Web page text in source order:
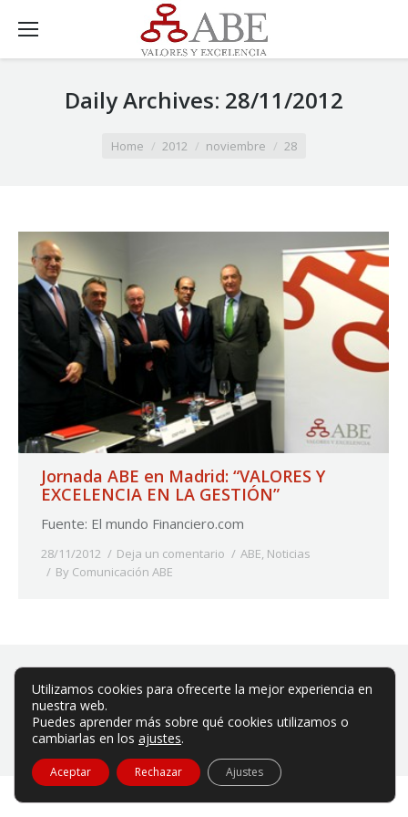
Daily Archives: 28/11/2012
Home 2012 noviembre 28
Jornada ABE en Madrid: “VALORES Y
EXCELENCIA EN LA GESTIÓN”
Fuente: El mundo Financiero.com
28/11/2012 Deja un comentario ABE, Noticias
By Comunicación ABE
ABE es una asociación privada sin ánimo de lucro.
Utilizamos cookies para ofrecerte la mejor experiencia en
nuestra web.
Puedes aprender más sobre qué cookies utilizamos o
cambiarlas en los ajustes.
Aceptar Rechazar Ajustes